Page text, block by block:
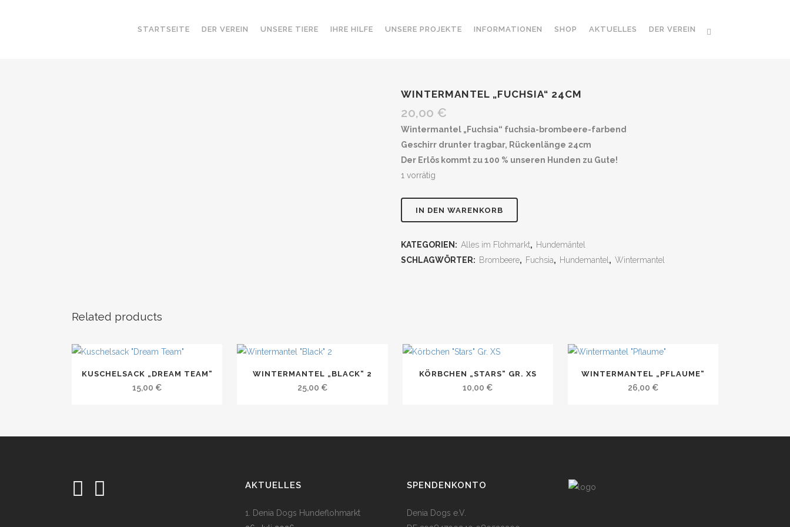
STARTSEITE DER VEREIN UNSERE TIERE IHRE HILFE UNSERE PROJEKTE INFORMATIONEN SHOP AKTUELLES DER VEREIN
WINTERMANTEL „FUCHSIA“ 24CM
20,00 €
Wintermantel „Fuchsia“ fuchsia-brombeere-farbend
Geschirr drunter tragbar, Rückenlänge 24cm
Der Erlös kommt zu 100 % unseren Hunden zu Gute!
1 vorrätig
Wintermantel
IN DEN WARENKORB
KATEGORIEN: Alles im Flohmarkt, Hundemäntel
SCHLAGWÖRTER: Brombeere, Fuchsia, Hundemantel , Wintermantel
Related products
KUSCHELSACK „DREAM TEAM“
15,00 €
WINTERMANTEL „BLACK“ 2
25,00 €
KÖRBCHEN „STARS“ GR. XS
10,00 €
WINTERMANTEL „PFLAUME“
26,00 €
AKTUELLES
1. Denia Dogs Hundeflohmarkt
SPENDENKONTO
Denia Dogs e.V.